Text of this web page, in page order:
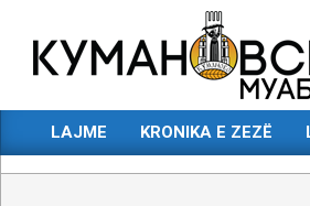
content
МУАБЕТИ
Primary
Navigation
LAJME KRONIKA E ZEZË